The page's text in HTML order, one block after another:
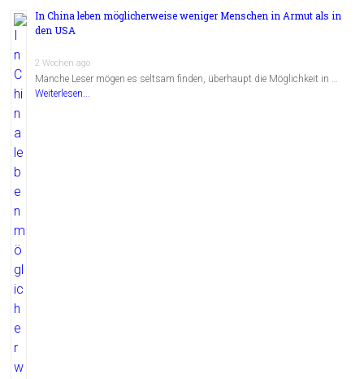
In China leben möglicherweise weniger Menschen in Armut als in
den USA
2 Wochen ago
Manche Leser mögen es seltsam finden, überhaupt die Möglichkeit in …
Weiterlesen...